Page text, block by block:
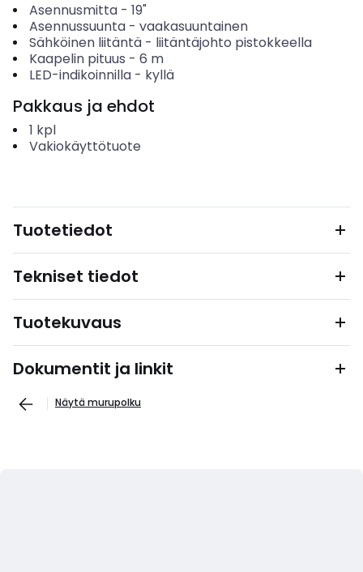
Asennusmitta- 19"
Asennussuunta- vaakasuuntainen
Sähköinen liitäntä- liitäntäjohto pistokkeella
Kaapelin pituus - 6 m
LED-indikoinnilla- kyllä
Pakkaus ja ehdot
1 kpl
Vakiokäyttötuote
Tuotetiedot
Tekniset tiedot
Tuotekuvaus
Dokumentit ja linkit
Näytä murupolku